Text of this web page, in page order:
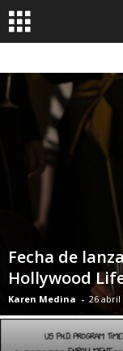
Fecha de
Hollywood
Karen Medina - 26 abril